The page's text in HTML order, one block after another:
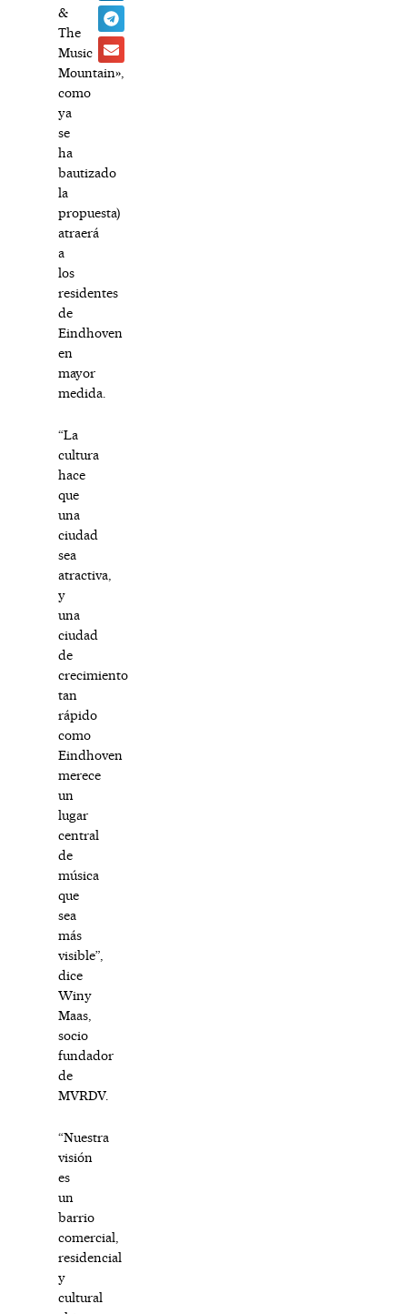
&
The
Music
Mountain»,
como
ya
se
ha
bautizado
la
propuesta)
atraerá
a
los
residentes
de
Eindhoven
en
mayor
medida.
“La
cultura
hace
que
una
ciudad
sea
atractiva,
y
una
ciudad
de
crecimiento
tan
rápido
como
Eindhoven
merece
un
lugar
central
de
música
que
sea
más
visible”,
dice
Winy
Maas,
socio
fundador
de
MVRDV.
“Nuestra
visión
es
un
barrio
comercial,
residencial
y
cultural